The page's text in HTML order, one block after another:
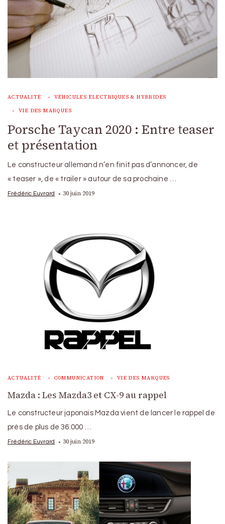
ACTUALITÉ VÉHICULES ÉLECTRIQUES & HYBRIDES
VIE DES MARQUES
Porsche Taycan 2020 : Entre teaser
et présentation
Le constructeur allemand n’en finit pas d’annoncer, de
« teaser », de « trailer » autour de sa prochaine …
Frédéric Euvrard 30 juin 2019
ACTUALITÉ COMMUNICATION VIE DES MARQUES
Mazda : Les Mazda3 et CX-9 au rappel
Le constructeur japonais Mazda vient de lancer le rappel de
près de plus de 36.000 …
Frédéric Euvrard 30 juin 2019